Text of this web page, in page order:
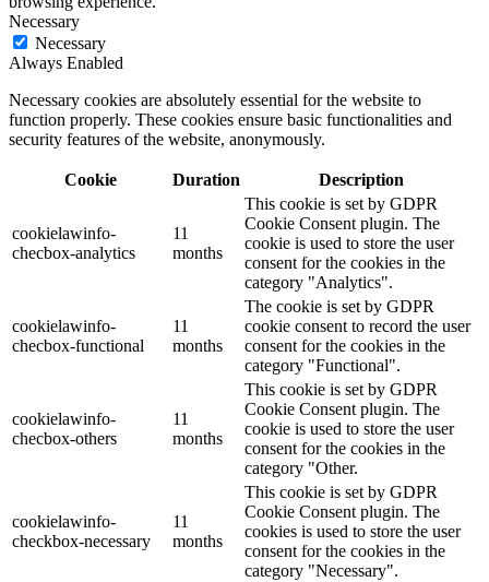
Necessary
Necessary
Always Enabled
Necessary cookies are absolutely essential for the website to
function properly. These cookies ensure basic functionalities and
security features of the website, anonymously.
Cookie Duration Description
cookielawinfo-
checbox-analytics
11
months
This cookie is set by GDPR
Cookie Consent plugin. The
cookie is used to store the user
consent for the cookies in the
category "Analytics".
cookielawinfo-
checbox-functional
11
months
The cookie is set by GDPR
cookie consent to record the user
consent for the cookies in the
category "Functional".
cookielawinfo-
checbox-others
11
months
This cookie is set by GDPR
Cookie Consent plugin. The
cookie is used to store the user
consent for the cookies in the
category "Other.
cookielawinfo-
checkbox-necessary
11
months
This cookie is set by GDPR
Cookie Consent plugin. The
cookies is used to store the user
consent for the cookies in the
category "Necessary".